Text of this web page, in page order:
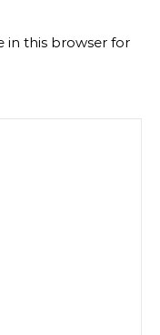
in this browser for